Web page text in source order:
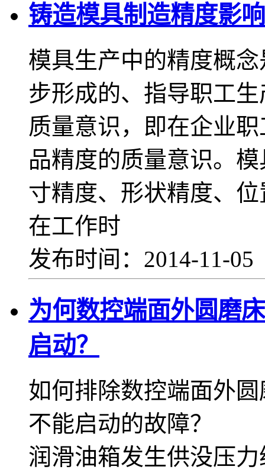
铸造模具制造精度影
模具生产中的精度概
步形成的、指导职工
质量意识，即在企业
品精度的质量意识。
寸精度、形状精度、
在工作时
发布时间：2014-11-
为何数控端面外圆磨
启动？
如何排除数控端面外
不能启动的故障？
润滑油箱发生供没压